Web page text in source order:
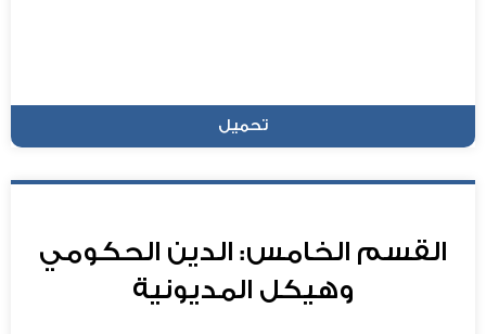
تحميل
القسم الخامس: الدين الحكومي
وهيكل المديونية